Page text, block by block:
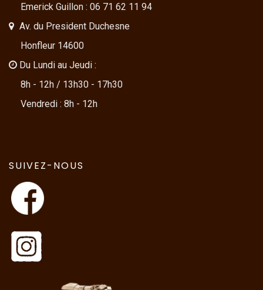
Emerick Guillon : 06 71 62 11 94
Av. du President Duchesne
Honfleur 14600
Du Lundi au Jeudi :
8h - 12h / 13h30 - 17h30
Vendredi : 8h - 12h
SUIVEZ-NOUS